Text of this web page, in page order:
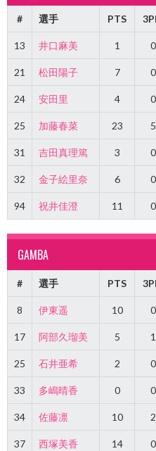
# 選手 PTS
13 井口麻美 1 0
21 松田陽子 7 0
24 安田里 4 0
25 加藤春菜 23 5
31 吉田真理篤 3 0
32 金子絵里奈 6 0
94 祝井佳澄 11 0
GAMBA
# 選手 PTS
8 伊東遥 10 0
17 阿部久瑠美 5 1
25 石井亜希 2 0
33 多嶋晴香 0 0
34 佐藤凛 10 2
37 西塚美香 14 0